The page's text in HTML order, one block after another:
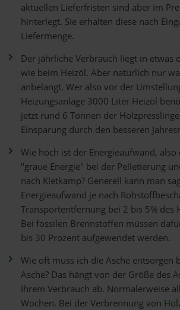
aktuellen Lieferfristen sind aber im
hinterlegt. Sie erhalten diese nach
Liefermenge.
Der jährliche Verbrauch liegt in etwas
wie beim Heizöl. Aber natürlich nur
anbelangt. Wer also vor der
Heizungsanlage 3000 Liter Heizöl
jetzt rund 6 Tonnen der
Einsparung durch den besseren
Wie hoch ist der Energieaufwand, also
"graue Energie" bei der Pelletierung
nach Kletkamp? Generell kann man
Energieaufwand je nach
Transportentfernung bei 2 bis 5% des
Bei fossilen Brennstoffen müssen
bis 30 Prozent aufgewendet werden.
Wie oft muss ich die Asche entsorgen
Asche? Das hängt von der Größe des
Ihrem Verbrauch ab. Normalerweise
Wochen. Bei der Verbrennung von